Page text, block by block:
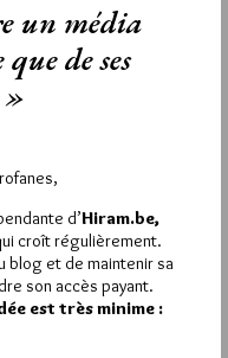
est
des
devez :
un média
de ses
»
d’Hiram.be,
croît régulièrement.
blog et de maintenir sa
son accès payant.
est très minime :